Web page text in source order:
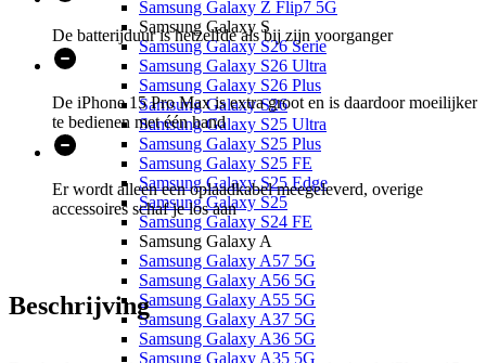
Samsung Galaxy Z Flip7 5G
Samsung Galaxy S
Samsung Galaxy S26 Serie
Samsung Galaxy S26 Ultra
Samsung Galaxy S26 Plus
Samsung Galaxy S26
Samsung Galaxy S25 Ultra
Samsung Galaxy S25 Plus
Samsung Galaxy S25 FE
Samsung Galaxy S25 Edge
Samsung Galaxy S25
Samsung Galaxy S24 FE
Samsung Galaxy A
Samsung Galaxy A57 5G
Samsung Galaxy A56 5G
Samsung Galaxy A55 5G
Samsung Galaxy A37 5G
Samsung Galaxy A36 5G
Samsung Galaxy A35 5G
De batterijduur is hetzelfde als bij zijn voorganger
De iPhone 15 Pro Max is extra groot en is daardoor moeilijker
te bedienen met één hand
Er wordt alleen een oplaadkabel meegeleverd, overige
accessoires schaf je los aan
Beschrijving